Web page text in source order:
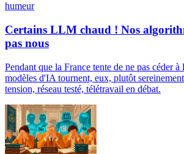
humeur
Certains LLM chaud ! Nos
pas nous
Pendant que la France tente de ne pas céder
modèles d'IA tournent, eux, plutôt
tension, réseau testé, télétravail en débat.